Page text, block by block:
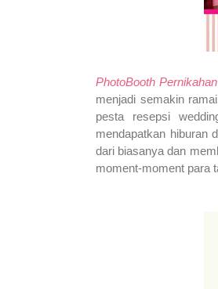
PhotoBooth Pernikahan
menjadi semakin
pesta resepsi
mendapatkan hiburan
dari biasanya dan
moment-moment para